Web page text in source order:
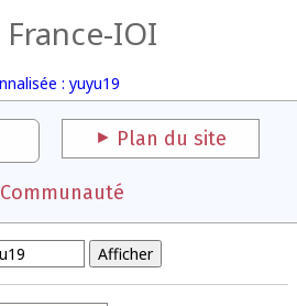
France-IOI
: yuyu19
Plan du site
Communauté